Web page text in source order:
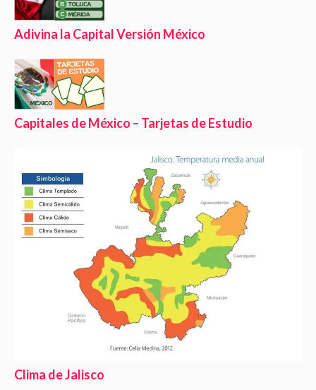
Adivina la Capital Versión México
Capitales de México – Tarjetas de Estudio
Clima de Jalisco